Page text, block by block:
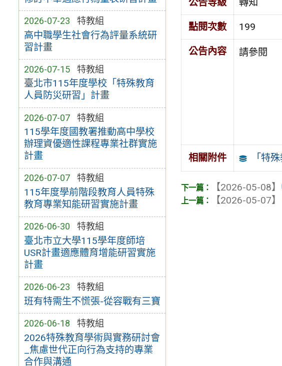
2026-07-23 特教組
高中職學生社會行為評量系統研
習計畫
2026-07-15 特教組
臺北市115年度學校「特殊教育
人員防災研習」計畫
2026-07-07 特教組
115學年度國教署推動高中學校
辦理資優適性課程專業社群實施
計畫
2026-07-07 特教組
115年度學前階段教育人員特殊
教育專業知能研習實施計畫
2026-06-30 特教組
臺北市立大學115學年度師培
USR計畫適應體育增能研習實施
計畫
2026-06-23 特教組
班有特需生不慌張-從容戰有三寶
2026-06-18 特教組
2026特殊教育學術與實務研討會
_焦慮世代正向行為支持的專業
合作與溝通
點閱次數 199
公告內容 請參閱
相關附件 「特
【2026-05-08】
【2026-05-07】